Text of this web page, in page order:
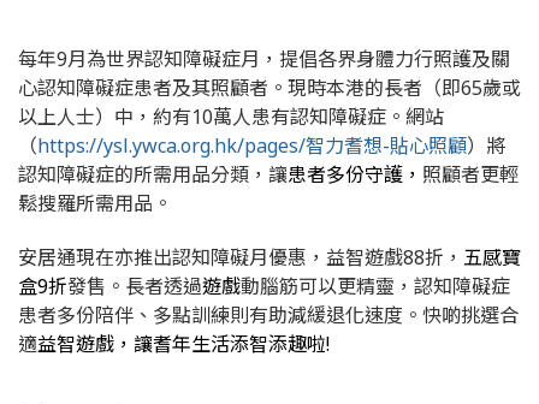
每年9月為世界認知障礙症月，提倡各界身體力行照護及關
心認知障礙症患者及其照顧者。現時本港的長者（即65歲或
以上人士）中，約有10萬人患有認知障礙症。網站
（https://ysl.ywca.org.hk/pages/智力耆想-貼心照顧）將
認知障礙症的所需用品分類，讓患者多份守護， 照顧者更輕
鬆搜羅所需用品。
安居通現在亦推出認知障礙月優惠，益智遊戲88折， 五感寶
盒9折發售。長者透過遊戲動腦筋可以更精靈，認知障礙症
患者多份陪伴、多點訓練則有助減緩退化速度。快啲挑選合
適益智遊戲，讓耆年生活添智添趣啦!